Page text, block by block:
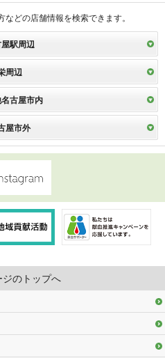
どの店舗情報を検索できます。
駅周辺
周辺
古屋市内
屋市外
ジのトップへ